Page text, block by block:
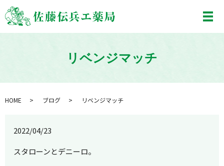
メ
リベンジマッチ
HOME ブログ リベンジマッチ
2022/04/23
スタローンとデニーロ。